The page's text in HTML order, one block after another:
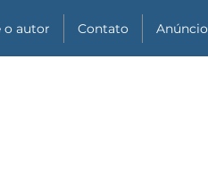
o autor Contato Anúncio